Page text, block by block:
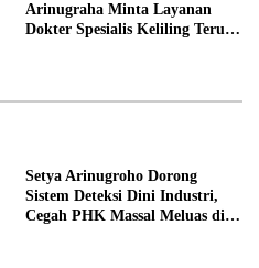
Arinugraha Minta Layanan
Dokter Spesialis Keliling Terus
Setya Arinugroho Dorong
Sistem Deteksi Dini Industri,
Cegah PHK Massal Meluas di